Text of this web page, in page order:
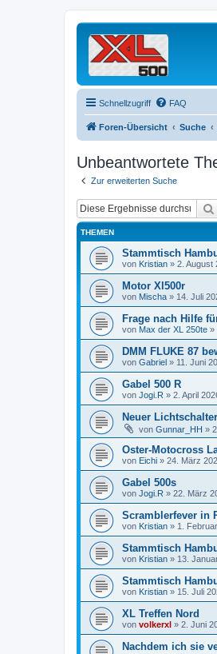
Schnellzugriff FAQ
Foren-Übersicht Suche
Unbeantwortete
Zur erweiterten Suche
THEMEN
Stammtisch
von Kristian » 2. August
Motor Xl500r
von Mischa » 14. Juli
Frage nach Hilfe
von Max der XL 250te »
DMM FLUKE 87
von Gabriel » 11. Juni
Gabel 500 R
von Jogi.R » 2. April
Neuer Lichtschalter
von Gunnar_HH »
Oster-Motocross
von Eichi » 24. März
Gabel 500s
von Jogi.R » 22. März
Scramblerfever in
von Kristian » 1.
Stammtisch
von Kristian » 13.
Stammtisch
von Kristian » 15. Juli
XL Treffen Nord
von volkerxl » 2. Juni
Nachdem ich sie